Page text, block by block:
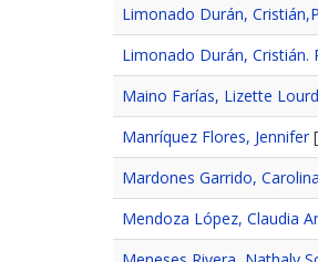
Limonado Durán,
Limonado Durán, Cristián.
Maino Farías, Lizette
Manríquez Flores, Jennifer
Mardones Garrido,
Mendoza López, Claudia